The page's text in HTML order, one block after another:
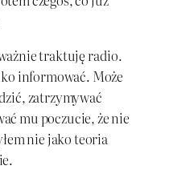
traktuję radio.
informować. Może
zatrzymywać
mu poczucie, że nie
nie jako teoria